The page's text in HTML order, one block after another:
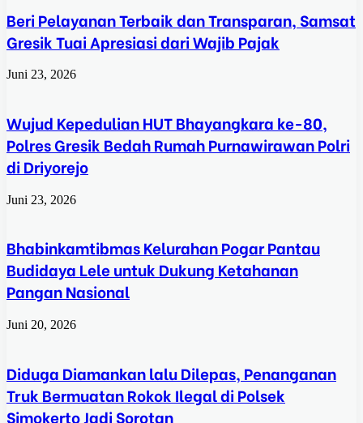
Beri Pelayanan Terbaik dan Transparan, Samsat
Gresik Tuai Apresiasi dari Wajib Pajak
Juni 23, 2026
Wujud Kepedulian HUT Bhayangkara ke-80,
Polres Gresik Bedah Rumah Purnawirawan Polri
di Driyorejo
Juni 23, 2026
Bhabinkamtibmas Kelurahan Pogar Pantau
Budidaya Lele untuk Dukung Ketahanan
Pangan Nasional
Juni 20, 2026
Diduga Diamankan lalu Dilepas, Penanganan
Truk Bermuatan Rokok Ilegal di Polsek
Simokerto Jadi Sorotan